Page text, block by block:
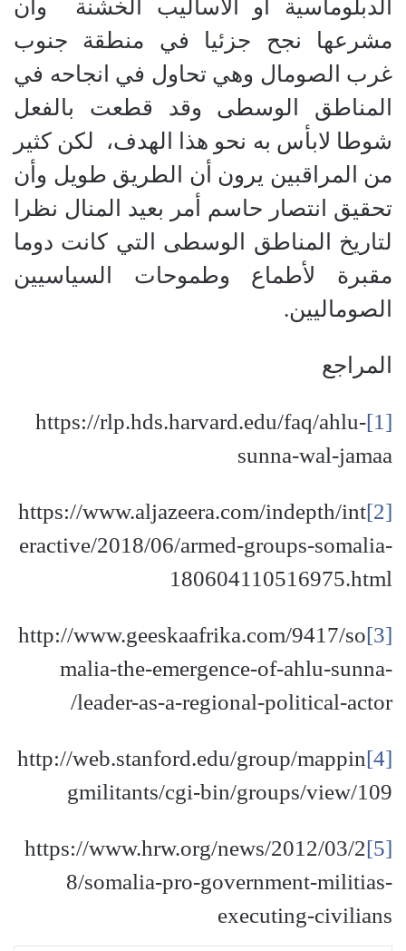
الدبلوماسية أو الأساليب الخشنة وأن
مشرعها نجح جزئيا في منطقة جنوب
غرب الصومال وهي تحاول في انجاحه في
المناطق الوسطى وقد قطعت بالفعل
شوطا لابأس به نحو هذا الهدف، لكن كثير
من المراقبين يرون أن الطريق طويل وأن
تحقيق انتصار حاسم أمر بعيد المنال نظرا
لتاريخ المناطق الوسطى التي كانت دوما
مقبرة لأطماع وطموحات السياسيين
الصوماليين.
المراجع
[1]
https://rlp.hds.harvard.edu/faq/ahlu-
sunna-wal-jamaa
[2]
https://www.aljazeera.com/indepth/int
eractive/2018/06/armed-groups-somalia-
180604110516975.html
[3]
http://www.geeskaafrika.com/9417/so
malia-the-emergence-of-ahlu-sunna-
leader-as-a-regional-political-actor/
[4]
http://web.stanford.edu/group/mappin
gmilitants/cgi-bin/groups/view/109
[5]
https://www.hrw.org/news/2012/03/2
8/somalia-pro-government-militias-
executing-civilians